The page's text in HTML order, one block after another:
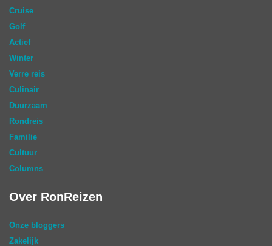
Cruise
Golf
Actief
Winter
Verre reis
Culinair
Duurzaam
Rondreis
Familie
Cultuur
Columns
Over RonReizen
Onze bloggers
Zakelijk